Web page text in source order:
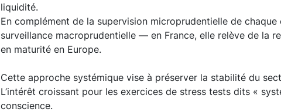
liquidité.
En complément de la supervision microprudentielle de
surveillance macroprudentielle — en France, elle relève de la
en maturité en Europe.
Cette approche systémique vise à préserver la stabilité du
L’intérêt croissant pour les exercices de stress tests dits «
conscience.